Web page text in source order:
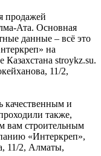
продажей
Ата. Основная
данные – всё это
на
stroykz.su.
11/2,
качественным и
также,
вам строительным
«Интеркреп»,
11/2, Алматы,